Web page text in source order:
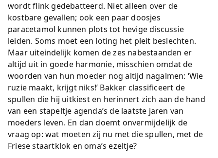
wordt flink gedebatteerd. Niet alleen over de
kostbare gevallen; ook een paar doosjes
paracetamol kunnen plots tot hevige discussie
leiden. Soms moet een loting het pleit beslechten.
Maar uiteindelijk komen de zes nabestaanden er
altijd uit in goede harmonie, misschien omdat de
woorden van hun moeder nog altijd nagalmen: ‘Wie
ruzie maakt, krijgt niks!’ Bakker classificeert de
spullen die hij uitkiest en herinnert zich aan de hand
van een stapeltje agenda’s de laatste jaren van
moeders leven. En dan doemt onvermijdelijk de
vraag op: wat moeten zíj nu met die spullen, met de
Friese staartklok en oma’s ezeltje?